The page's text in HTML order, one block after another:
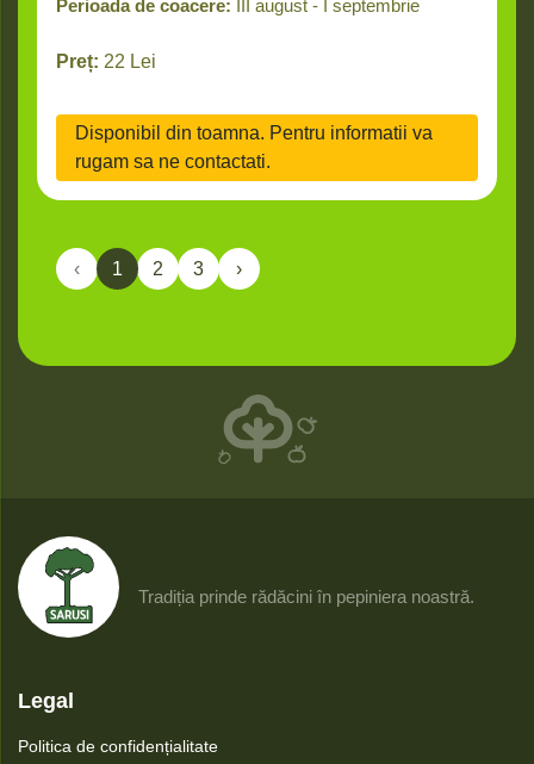
Perioada de coacere: III august - I septembrie
Preț: 22 Lei
Disponibil din toamna. Pentru informatii va
rugam sa ne contactati.
‹ 1 2 3 ›
Tradiția prinde rădăcini în pepiniera noastră.
Legal
Politica de confidențialitate